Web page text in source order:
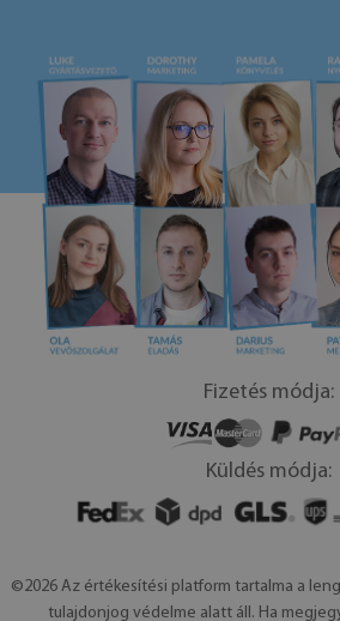
Fizetés módja:
Küldés módja:
©2026 Az értékesítési platform tartalma a
tulajdonjog védelme alatt áll. Ha